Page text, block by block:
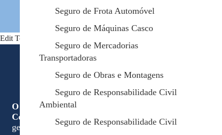
Seguro de Frota Automóvel
Seguro de Máquinas Casco
Seguro de Mercadorias
Transportadoras
Seguro de Obras e Montagens
Seguro de Responsabilidade Civil
Ambiental
Seguro de Responsabilidade Civil
Edit Template
O seu parceiro de confiança em todos os momentos.
Contactos
geral@safenor.pt